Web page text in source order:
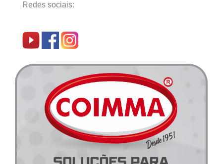
Redes sociais: